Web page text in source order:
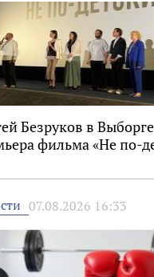
Безруков в
фильма «Не по-
07.08.2026 16:33